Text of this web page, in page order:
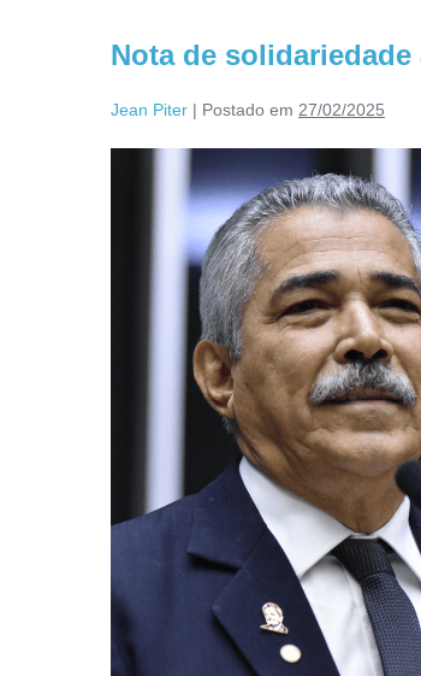
Nota de
Jean Piter | Postado em 27/02/2025